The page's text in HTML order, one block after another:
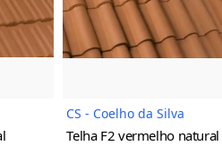
do Produto
CS - Coelho da Silva
Telha F2 vermelho natural